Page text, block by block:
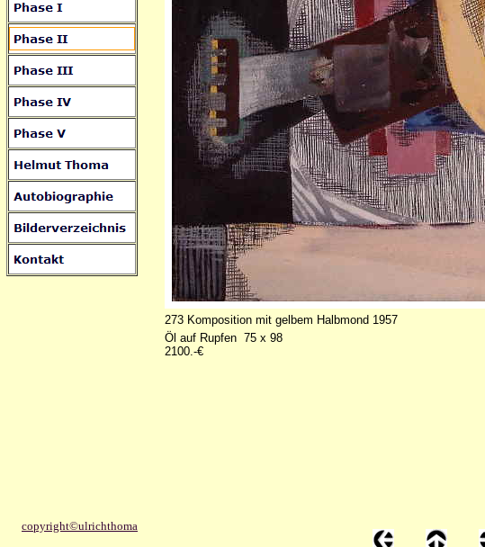
copyright©ulrichthoma
273 Komposition mit gelbem Halbmond 1957
Öl auf Rupfen 75 x 98
2100.-€